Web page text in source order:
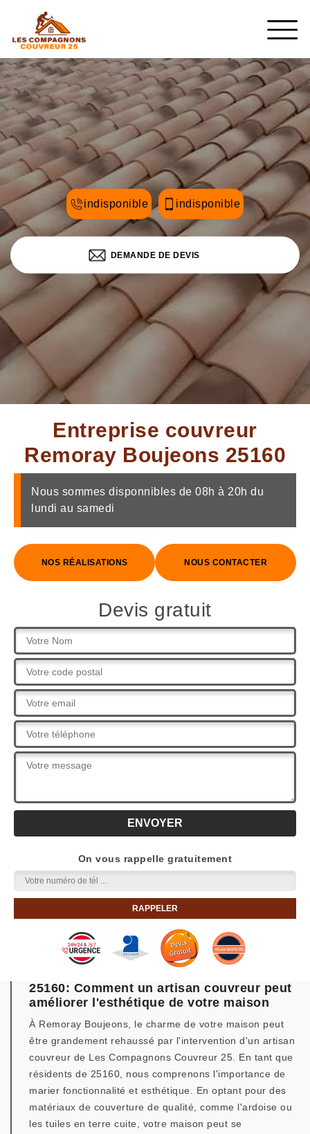
indisponible indisponible
DEMANDE DE DEVIS
Entreprise couvreur
Remoray Boujeons 25160
Nous sommes disponnibles de 08h à 20h du
lundi au samedi
NOS RÉALISATIONS NOUS CONTACTER
Devis gratuit
On vous rappelle gratuitement
25160: Comment un artisan couvreur peut
améliorer l'esthétique de votre maison
À Remoray Boujeons, le charme de votre maison peut
être grandement rehaussé par l'intervention d'un artisan
couvreur de Les Compagnons Couvreur 25. En tant que
résidents de 25160, nous comprenons l'importance de
marier fonctionnalité et esthétique. En optant pour des
matériaux de couverture de qualité, comme l'ardoise ou
les tuiles en terre cuite, votre maison peut se